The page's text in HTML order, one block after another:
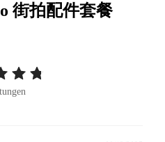
街拍配件套餐